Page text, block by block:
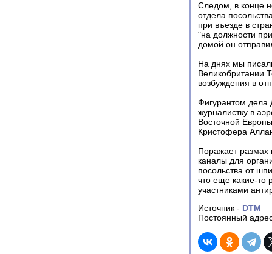
Следом, в конце
отдела
при въезде в
"на должности
домой он
На днях мы
Великобритании
возбуждения в
Фигурантом дела
журналистку в
Восточной
Кристофера
Поражает размах
каналы для
посольства от
что еще какие-то
участниками
Источник - DTM
Постоянный